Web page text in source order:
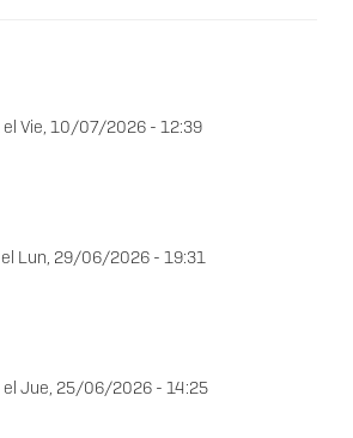
el Vie, 10/07/2026 - 12:39
el Lun, 29/06/2026 - 19:31
el Jue, 25/06/2026 - 14:25